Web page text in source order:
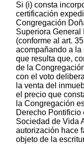
Si (i) consta
certificación
Congregación
Superiora General
(conforme al art.
acompañando a la
que resulta que,
de la
con el voto
la venta del
el precio que
la Congregación
Derecho Pontificio
Sociedad de Vida
autorización hace
objeto de la